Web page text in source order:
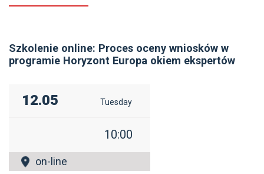
Szkolenie online: Proces oceny wniosków w
programie Horyzont Europa okiem ekspertów
12.05 Tuesday
10:00
on-line